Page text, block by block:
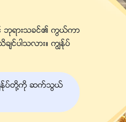
စ္ျခင္းအခံရဆုံး ကိုယ္ေတာ္ကို လွပျခင္
မ္းျပေသာ လုပ္ေဆာင္မႈသည္
မည္။
တြင္ ျပန္ထေျမာက္။
ဘုရားသခင္၏ ကြယ္ကာျ
ပါသလား။ ကြၽန္ုပ္
ၽန္ုပ္တို႔ကို ဆက္သြယ္